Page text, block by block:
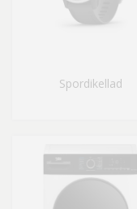
Spordikellad